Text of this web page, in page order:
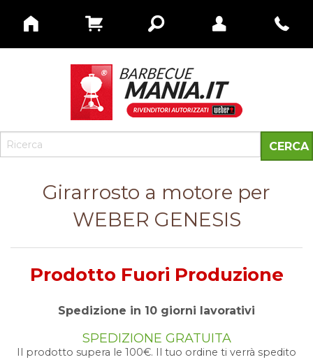
Girarrosto a motore per
WEBER GENESIS
Prodotto Fuori Produzione
Spedizione in 10 giorni lavorativi
SPEDIZIONE GRATUITA
Il prodotto supera le 100€. Il tuo ordine ti verrà spedito